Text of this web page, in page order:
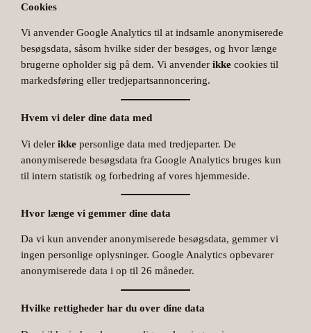
Cookies
Vi anvender Google Analytics til at indsamle anonymiserede
besøgsdata, såsom hvilke sider der besøges, og hvor længe
brugerne opholder sig på dem. Vi anvenderikke cookies til
markedsføring eller tredjepartsannoncering.
Hvem vi deler dine data med
Vi delerikke personlige data med tredjeparter. De
anonymiserede besøgsdata fra Google Analytics bruges kun
til intern statistik og forbedring af vores hjemmeside.
Hvor længe vi gemmer dine data
Da vi kun anvender anonymiserede besøgsdata, gemmer vi
ingen personlige oplysninger. Google Analytics opbevarer
anonymiserede data i op til 26 måneder.
Hvilke rettigheder har du over dine data